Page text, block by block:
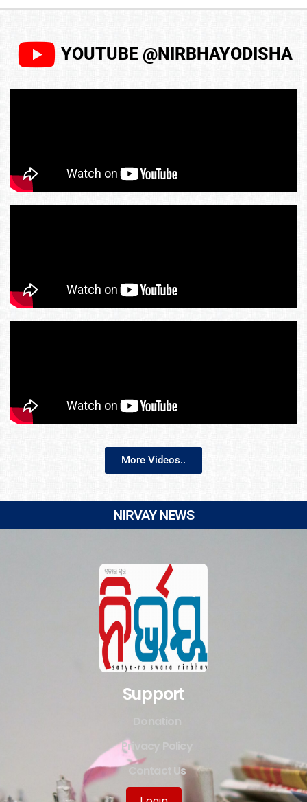
YOUTUBE @NIRBHAYODISHA
More Videos..
NIRVAY NEWS
Support
Privacy Policy
Contact Us